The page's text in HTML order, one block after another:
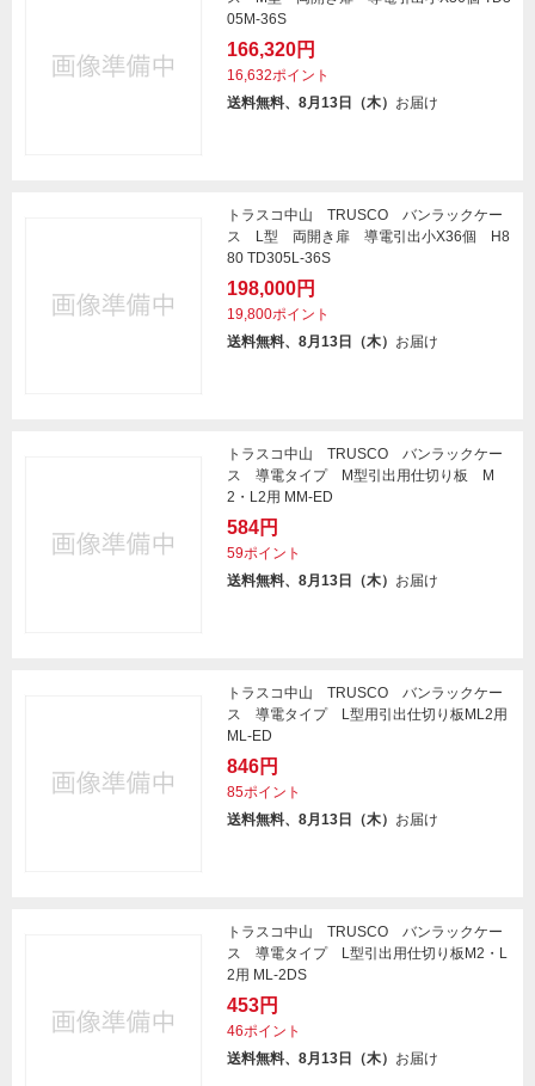
05M-36S
166,320円
16,632ポイント
送料無料、8月13日（木） お届け
トラスコ中山 TRUSCO バンラックケー
ス L型 両開き扉 導電引出小X36個 H8
80 TD305L-36S
198,000円
19,800ポイント
送料無料、8月13日（木） お届け
トラスコ中山 TRUSCO バンラックケー
ス 導電タイプ M型引出用仕切り板 M
2・L2用 MM-ED
584円
59ポイント
送料無料、8月13日（木） お届け
トラスコ中山 TRUSCO バンラックケー
ス 導電タイプ L型用引出仕切り板ML2用
ML-ED
846円
85ポイント
送料無料、8月13日（木） お届け
トラスコ中山 TRUSCO バンラックケー
ス 導電タイプ L型引出用仕切り板M2・L
2用 ML-2DS
453円
46ポイント
送料無料、8月13日（木） お届け